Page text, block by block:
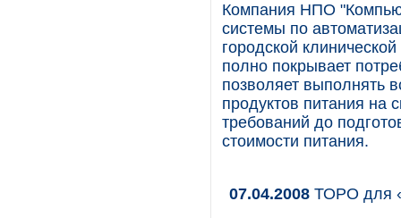
Компания НПО
системы по
городской
полно покрывает
позволяет выполнять
продуктов питания на
требований до
стоимости питания.
07.04.2008 ТОРО для